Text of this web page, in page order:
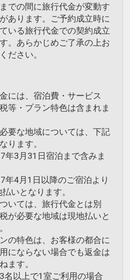
での間に旅行代金が変動す
あります。ご予約成立時に
いる旅行代金での契約成立
。あらかじめご了承の上お
ださい。
には、宿泊費・サービス
等・プラン特色は含まれま
要な地域については、下記
ります。
年3月31日宿泊まで含みま
年4月1日以降のご宿泊より
いとなります。
いては、旅行代金とは別
が必要な地域は現地払いと
の特色は、お客様の都合に
にならない場合でも返金は
ます。
名以上で1室ご利用の場合